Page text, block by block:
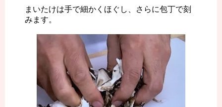
まいたけは手で細かくほぐし、さらに包丁で刻
みます。